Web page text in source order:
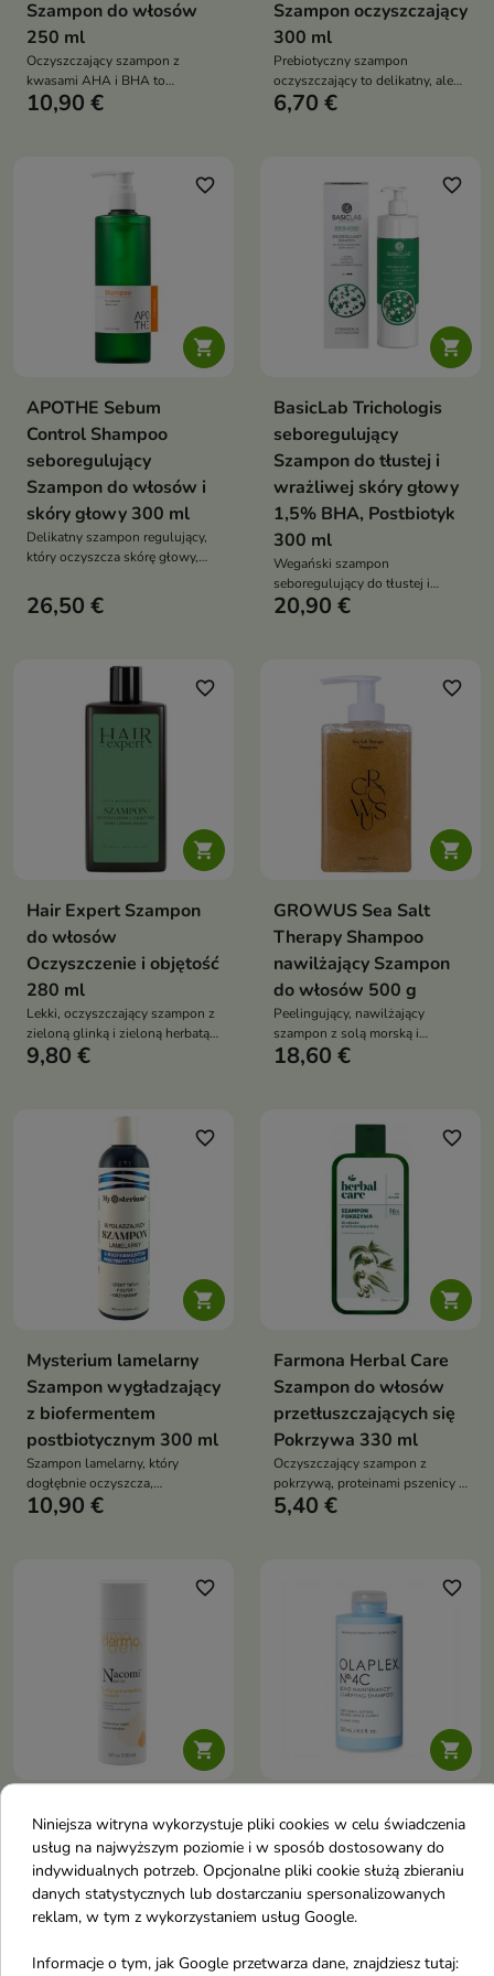
Szampon do włosów
250 ml
Oczyszczający szampon z
kwasami AHA i BHA to
intensywnie oczyszczający
równowagę skóry głowy i
pozostawia włosy lekkie, świeże
i pełne witalności
10,90 €
Szampon oczyszczający
300 ml
Prebiotyczny szampon
oczyszczający to delikatny, ale
skuteczny szampon
Oczyszcza skórę głowy, reguluje
wydzielanie sebum oraz wspiera
naturalny mikrobiom skóry
dzięki zawartości prebiotyku –
6,70 €

favorite_border
APOTHE Sebum
Control Shampoo
seboregulujący
Szampon do włosów i
skóry głowy 300 ml
Delikatny szampon regulujący,
który oczyszcza skórę głowy,
wydzielanie sebum i pomaga
utrzymać świeżość włosów na
26,50 €

favorite_border
BasicLab Trichologis
seboregulujący
Szampon do tłustej i
wrażliwej skóry głowy
1,5% BHA, Postbiotyk
300 ml
Wegański szampon
seboregulujący do tłustej i
wrażliwej skóry głowy, który
mikrobiomu
20,90 €

favorite_border
Hair Expert Szampon
do włosów
Oczyszczenie i objętość
280 ml
Lekki, oczyszczający szampon z
zieloną glinką i zieloną herbatą,
który odświeża skórę głowy,
9,80 €

favorite_border
GROWUS Sea Salt
Therapy Shampoo
nawilżający Szampon
do włosów 500 g
Peelingujący, nawilżający
szampon z solą morską i
ekstraktami z alg, który reguluje
18,60 €

favorite_border
Mysterium lamelarny
Szampon wygładzający
z biofermentem
postbiotycznym 300 ml
Szampon lamelarny, który
dogłębnie oczyszcza,
intensywnie nawilża i wygładza
10,90 €

favorite_border
Farmona Herbal Care
Szampon do włosów
przetłuszczających się
Pokrzywa 330 ml
Oczyszczający szampon z
pokrzywą, proteinami pszenicy i
cynkiem PCA, który odświeża
5,40 €

favorite_border
Dermo oczyszczająco-
odświeżający Szampon
do włosów 250 ml
Głęboko oczyszczający
10,90 €

favorite_border
Maintenance Szampon
do włosów
oczyszczający 250 ml
25,40 €
Niniejsza witryna wykorzystuje pliki cookies w celu świadczenia
usług na najwyższym poziomie i w sposób dostosowany do
indywidualnych potrzeb. Opcjonalne pliki cookie służą zbieraniu
danych statystycznych lub dostarczaniu spersonalizowanych
reklam, w tym z wykorzystaniem usług Google.
Informacje o tym, jak Google przetwarza dane, znajdziesz tutaj: